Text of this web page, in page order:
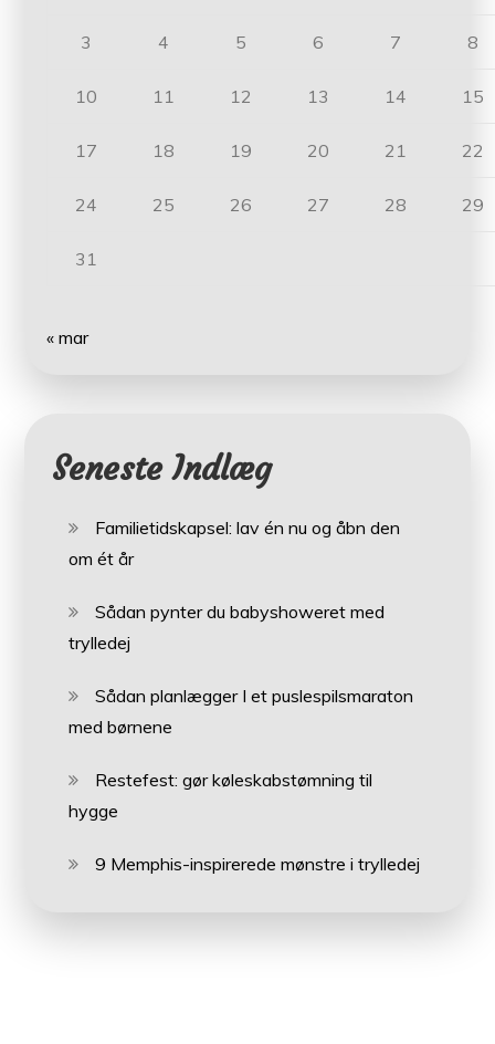
3 4 5 6 7 8
10 11 12 13 14 15
17 18 19 20 21 22
24 25 26 27 28 29
31
« mar
Seneste Indlæg
Familietidskapsel: lav én nu og åbn den
om ét år
Sådan pynter du babyshoweret med
trylledej
Sådan planlægger I et puslespilsmaraton
med børnene
Restefest: gør køleskabstømning til
hygge
9 Memphis-inspirerede mønstre i trylledej